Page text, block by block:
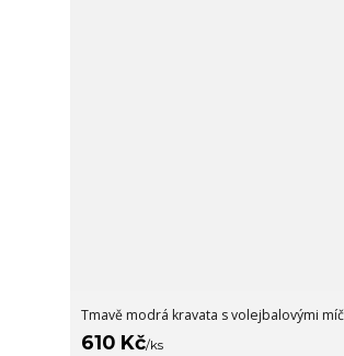
Tmavě modrá kravata s volejbalovými
610 Kč/ks